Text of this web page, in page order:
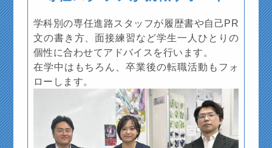
学科別の専任進路スタッフが履歴書や自己PR
文の書き方、面接練習など学生一人ひとりの
個性に合わせてアドバイスを行います。
在学中はもちろん、卒業後の転職活動もフォ
ローします。